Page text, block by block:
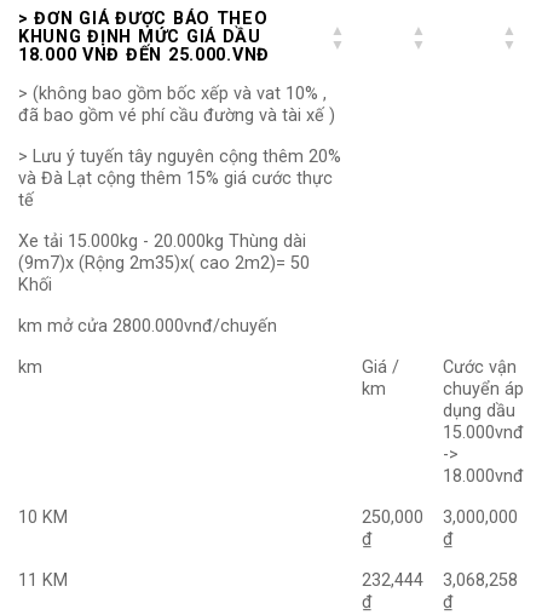
> ĐƠN GIÁ ĐƯỢC BÁO THEO
KHUNG ĐỊNH MỨC GIÁ DẦU
18.000 VNĐ ĐẾN 25.000.VNĐ
> (không bao gồm bốc xếp và vat 10% ,
đã bao gồm vé phí cầu đường và tài xế )
> Lưu ý tuyến tây nguyên cộng thêm 20%
và Đà Lạt cộng thêm 15% giá cước thực
tế
Xe tải 15.000kg - 20.000kg Thùng dài
(9m7)x (Rộng 2m35)x( cao 2m2)= 50
Khối
km mở cửa 2800.000vnđ/chuyến
km
Giá /
km
Cước vận
chuyển áp
dụng dầu
15.000vnđ
->
18.000vnđ
10 KM
250,000
₫
3,000,000
₫
11 KM
232,444
₫
3,068,258
₫